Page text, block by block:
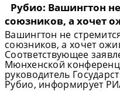
Рубио: Вашингтон
союзников, а хочет
Вашингтон не
союзников, а хочет
Соответствующее
Мюнхенской
руководитель
Рубио, информирует